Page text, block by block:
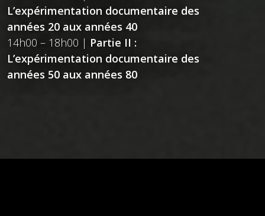
L’expérimentation documentaire des
années 20 aux années 40
14h00 – 18h00 | Partie II :
L’expérimentation documentaire des
années 50 aux années 80